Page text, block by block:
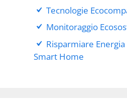
Tecnologie
Monitoraggio
Risparmiare
Smart Home